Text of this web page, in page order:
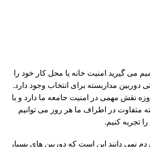
می گیرید امنیت خانه یا محل کار خود را
دوربین مداربسته برای انتخاب وجود دارد.
نقش مهمی در امنیت جامعه ما دارد و با
متفاوت در اطراف ما هر روز می توانیم
تجربه کنیم.
نمی دانند این است که دوربین های بسیار